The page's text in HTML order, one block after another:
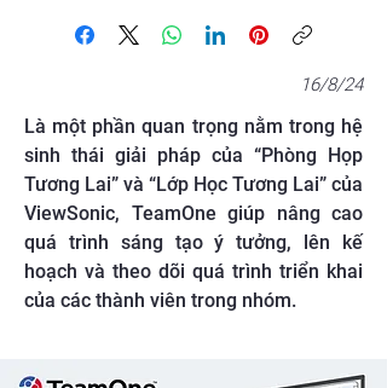
16/8/24
Là một phần quan trọng nằm trong hệ
sinh thái giải pháp của “Phòng Họp
Tương Lai” và “Lớp Học Tương Lai” của
ViewSonic, TeamOne giúp nâng cao
quá trình sáng tạo ý tưởng, lên kế
hoạch và theo dõi quá trình triển khai
của các thành viên trong nhóm.